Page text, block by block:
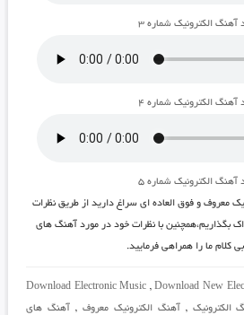
آهنگ الکترونیک شماره ۳
آهنگ الکترونیک شماره ۴
آهنگ الکترونیک شماره۵
معروف و فوق العادهای سراغ دارید از طریق نظرات
بگذاریم،همچنین با نظرات خود در مورد آهنگ های
کلام ما را همراهی فرمایید.
Download Electronic Music ,Download New
الکترونیک , آهنگ الکترونیک معروف , آهنگ های